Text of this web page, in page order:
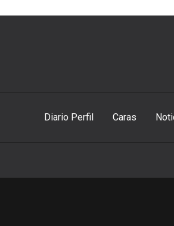
Diario Perfil Caras